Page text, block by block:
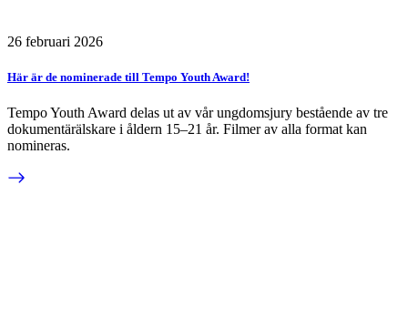
26 februari 2026
Här är de nominerade till Tempo Youth Award!
Tempo Youth Award delas ut av vår ungdomsjury bestående av tre
dokumentärälskare i åldern 15–21 år. Filmer av alla format kan
nomineras.